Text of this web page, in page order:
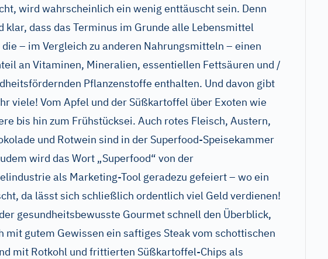
wird wahrscheinlich ein wenig enttäuscht sein. Denn
klar, dass das Terminus im Grunde alle Lebensmittel
– im Vergleich zu anderen Nahrungsmitteln – einen
an Vitaminen, Mineralien, essentiellen Fettsäuren und /
Pflanzenstoffe enthalten. Und davon gibt
viele! Vom Apfel und der Süßkartoffel über Exoten wie
bis hin zum Frühstücksei. Auch rotes Fleisch, Austern,
und Rotwein sind in der Superfood-Speisekammer
wird das Wort „Superfood“ von der
als Marketing-Tool geradezu gefeiert – wo ein
da lässt sich schließlich ordentlich viel Geld verdienen!
gesundheitsbewusste Gourmet schnell den Überblick,
mit gutem Gewissen ein saftiges Steak vom schottischen
mit Rotkohl und frittierten Süßkartoffel-Chips als